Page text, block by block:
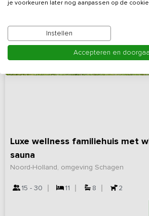
Luxe wellness familiehuis met
sauna
Noord-Holland, omgeving Schagen
15 - 30 11 8 2
je voorkeuren later nog aanpassen op de
Instellen
Accepteren en